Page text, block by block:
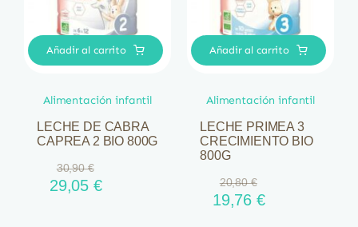
Añadir al carrito
Alimentación infantil
LECHE DE CABRA
CAPREA 2 BIO 800G
30,90€
El
29,05 €El
Añadir al carrito
Alimentación infantil
LECHE PRIMEA 3
CRECIMIENTO BIO
800G
20,80€
El
19,76 €El